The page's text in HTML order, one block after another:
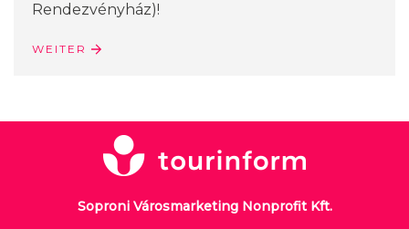
Rendezvényház)!
WEITER
Soproni Városmarketing Nonprofit Kft.